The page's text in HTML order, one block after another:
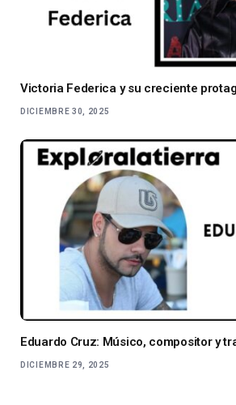
Victoria Federica y su creciente
DICIEMBRE 30, 2025
Eduardo Cruz: Músico, compositor y
DICIEMBRE 29, 2025